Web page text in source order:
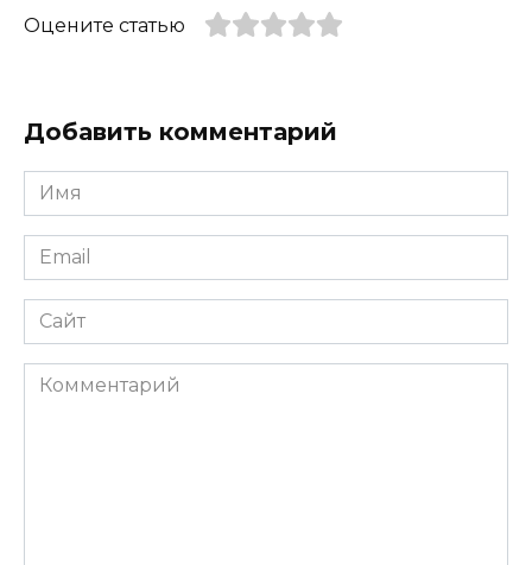
Оцените статью
Добавить комментарий
Имя
*
Email
*
Сайт
Комментарий